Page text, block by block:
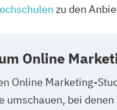
zu den
Online
Online Marketing-
umschauen, bei